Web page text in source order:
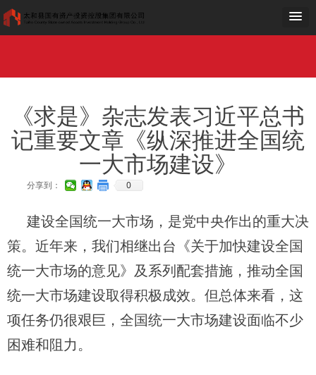
《求是》杂志发表习近平总书
记重要文章《纵深推进全国统
一大市场建设》
建设全国统一大市场，是党中央作出的重大决
策。近年来，我们相继出台《关于加快建设全国
统一大市场的意见》及系列配套措施，推动全国
统一大市场建设取得积极成效。但总体来看，这
项任务仍很艰巨，全国统一大市场建设面临不少
困难和阻力。
分享到： 0